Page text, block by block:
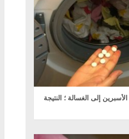
إلى الغسالة ؛ النتيجة